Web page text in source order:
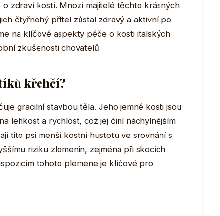
zdraví kostí. Mnozí majitelé těchto krásných
čtyřnohý přítel zůstal zdravý a aktivní po
na klíčové aspekty péče o kosti italských
zkušenosti chovatelů.
křehčí?
gracilní stavbou těla. Jeho jemné kosti jsou
lehkost a rychlost, což jej činí náchylnějším
tito psi menší kostní hustotu ve srovnání s
riziku zlomenin, zejména při skocích
tohoto plemene je klíčové pro